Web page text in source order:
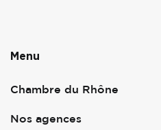
Menu
Chambre du Rhône
Nos agences